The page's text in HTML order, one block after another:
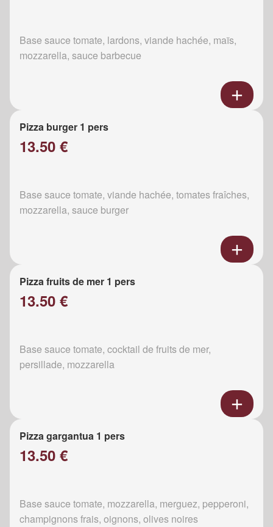
Base sauce tomate, lardons, viande hachée, maïs,
mozzarella, sauce barbecue
Pizza burger 1 pers
13.50 €
Base sauce tomate, viande hachée, tomates fraîches,
mozzarella, sauce burger
Pizza fruits de mer 1 pers
13.50 €
Base sauce tomate, cocktail de fruits de mer,
persillade, mozzarella
Pizza gargantua 1 pers
13.50 €
Base sauce tomate, mozzarella, merguez, pepperoni,
champignons frais, oignons, olives noires